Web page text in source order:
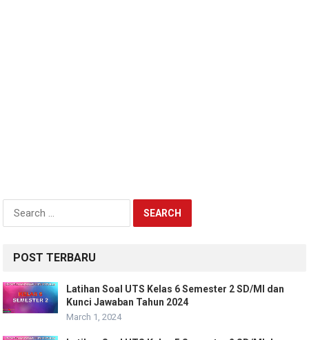
Search
POST TERBARU
Latihan Soal UTS Kelas 6 Semester 2 SD/MI dan
Kunci Jawaban Tahun 2024
March 1, 2024